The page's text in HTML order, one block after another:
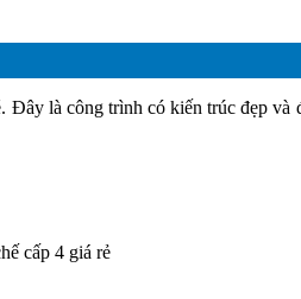
là công trình có kiến trúc đẹp
cấp 4 giá rẻ